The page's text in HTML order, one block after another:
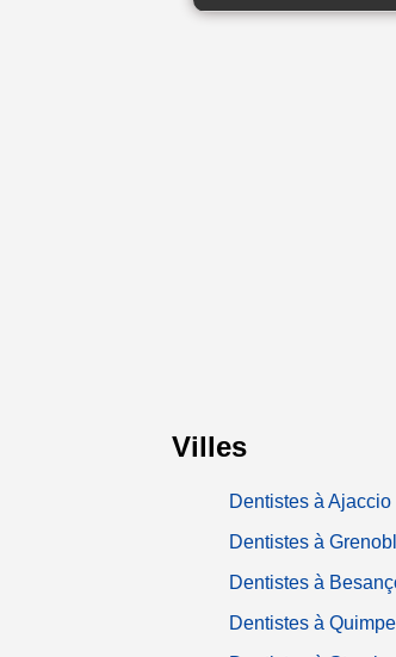
Villes
Dentistes à Ajaccio
Dentistes à
Dentistes à
Dentistes à